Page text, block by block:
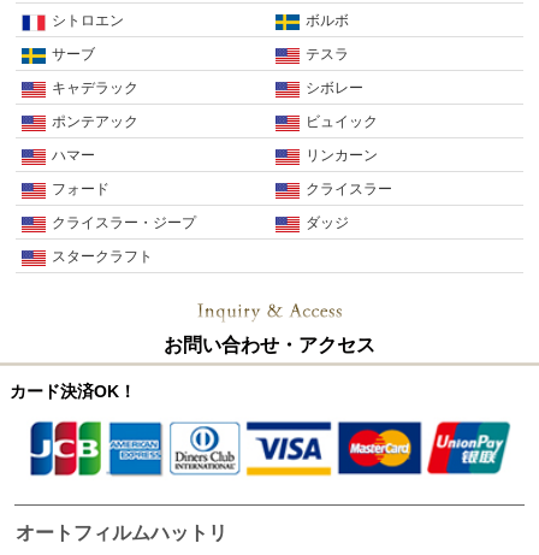
シトロエン
ボルボ
サーブ
テスラ
キャデラック
シボレー
ポンテアック
ビュイック
ハマー
リンカーン
フォード
クライスラー
クライスラー・ジープ
ダッジ
スタークラフト
お問い合わせ・アクセス
カード決済OK！
オートフィルムハットリ